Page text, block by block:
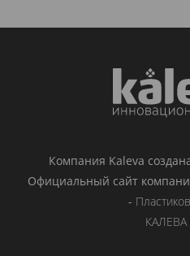
Компания Kaleva
Официальный сайт
-